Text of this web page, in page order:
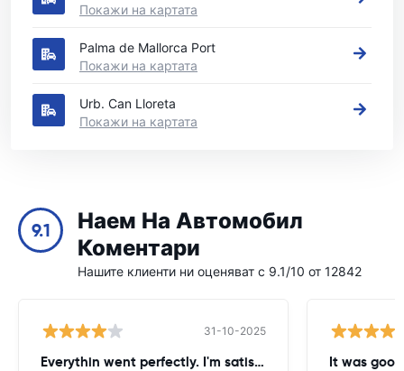
Покажи на картата
Palma de Mallorca Port
Покажи на картата
Urb. Can Lloreta
Покажи на картата
9.1
Наем На Автомобил
Коментари
Нашите клиенти ни оценяват с 9.1/10 от 12842
31-10-2025
Everythin went perfectly. I'm satisfied It was